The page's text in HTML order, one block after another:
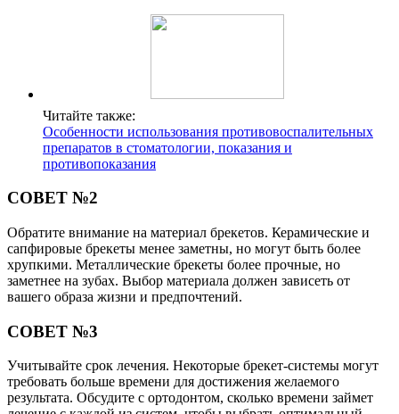
Читайте также:
Особенности использования противовоспалительных
препаратов в стоматологии, показания и
противопоказания
СОВЕТ №2
Обратите внимание на материал брекетов. Керамические и
сапфировые брекеты менее заметны, но могут быть более
хрупкими. Металлические брекеты более прочные, но
заметнее на зубах. Выбор материала должен зависеть от
вашего образа жизни и предпочтений.
СОВЕТ №3
Учитывайте срок лечения. Некоторые брекет-системы могут
требовать больше времени для достижения желаемого
результата. Обсудите с ортодонтом, сколько времени займет